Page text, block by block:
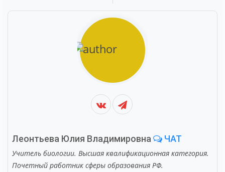
Леонтьева Юлия Владимировна ЧАТ
Учитель биологии. Высшая квалификационная категория.
Почетный работник сферы образования РФ.